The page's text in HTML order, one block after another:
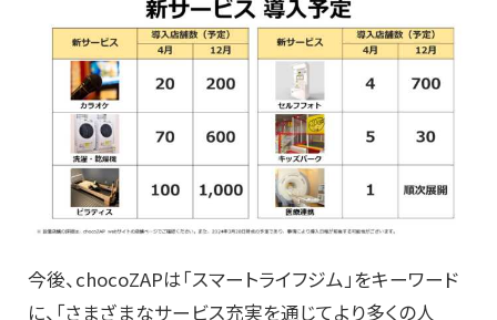
今後、chocoZAPは「スマートライフジム」をキーワード
に、「さまざまなサービス充実を通じてより多くの人